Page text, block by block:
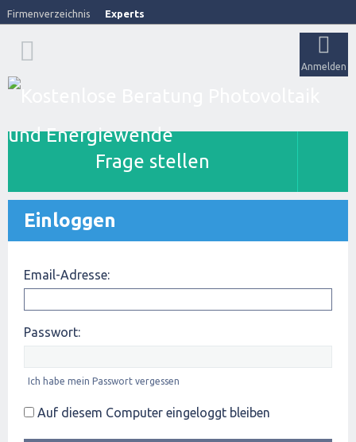
Firmenverzeichnis Experts
Anmelden
Frage stellen
Einloggen
Email-Adresse:
Passwort:
Ich habe mein Passwort vergessen
Auf diesem Computer eingeloggt bleiben